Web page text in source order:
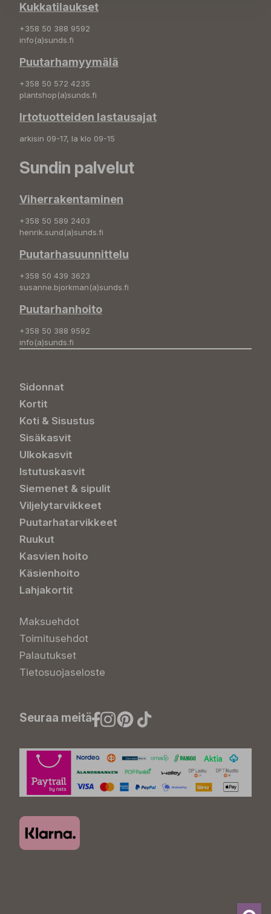
Kukkatilaukset
+358 50 388 9592
info(a)sunds.fi
Puutarhamyymälä
+358 50 572 4235
plantshop(a)sunds.fi
Irtotuotteiden lastausajat
arkisin 09-17, la klo 09-15
Sundin palvelut
Viherrakentaminen
+358 50 589 2403
henrik.sund(a)sunds.fi
Puutarhasuunnittelu
+358 50 439 3623
susanne.bjorkman(a)sunds.fi
Puutarhanhoito
+358 50 388 9592
info(a)sunds.fi
Sidonnat
Kortit
Koti & Sisustus
Sisäkasvit
Ulkokasvit
Istutuskasvit
Siemenet & sipulit
Viljelytarvikkeet
Puutarhatarvikkeet
Ruukut
Kasvien hoito
Käsienhoito
Lahjakortit
Maksuehdot
Toimitusehdot
Palautukset
Tietosuojaseloste
Seuraa meitä